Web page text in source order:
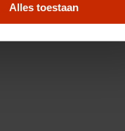
Alles toestaan